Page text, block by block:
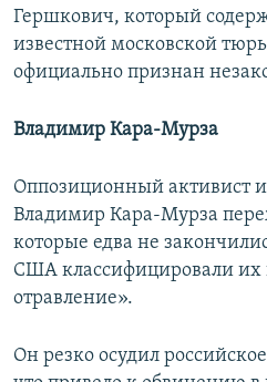
Гершкович, который
известной московской
официально признан
Владимир Кара-Мурза
Оппозиционный активист
Владимир Кара-Мурза
которые едва не
США классифицировали их
отравление».
Он резко осудил